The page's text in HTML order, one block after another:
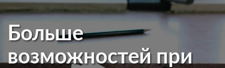
Больше
возможностей при